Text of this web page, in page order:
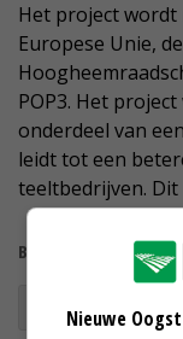
Het project wordt
Europese Unie,
POP3. Het
onderdeel van
leidt tot een
teeltbedrijven.
Bekijk meer over:
bloembollen
Nieuwe